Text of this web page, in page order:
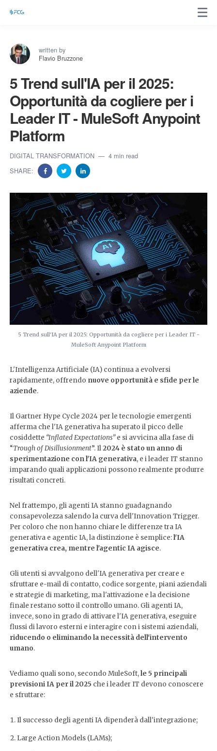
written by
Flavio Bruzzone
5 Trend sull'IA per il 2025:
Opportunità da cogliere per i
Leader IT - MuleSoft Anypoint
Platform
DIGITAL TRANSFORMATION
4 min read
SHARE:
5 Trend sull'IA per il 2025: Opportunità da cogliere per i Leader IT -
MuleSoft Anypoint Platform
L'Intelligenza Artificiale (IA) continua a evolversi
rapidamente, offrendo nuove opportunità e sfide per le
aziende.
Il Gartner Hype Cycle 2024 per le tecnologie emergenti
afferma che l'IA generativa ha superato il picco delle
cosiddette “Inflated Expectations”e si avvicina alla fase di
“Trough of Disillusionment”. Il2024 è stato un anno di
sperimentazione con l'IA generativa, e i leader IT stanno
imparando quali applicazioni possono realmente produrre
risultati concreti.
Nel frattempo, gli agenti IA stanno guadagnando
consapevolezza salendo la curva dell'Innovation Trigger.
Per coloro che non hanno chiare le differenze tra IA
generativa e agentic IA, la distinzione è semplice:l'IA
generativa crea, mentre l'agentic IA agisce.
Gli utenti si avvalgono dell'IA generativa per creare e
sfruttare e-mail di contatto, codice sorgente, piani aziendali
e strategie di marketing, ma l'attivazione e la decisione
finale restano sotto il controllo umano. Gli agenti IA,
invece, sono in grado di attivare l'IA generativa, eseguire
flussi di lavoro esterni e interagire con i sistemi aziendali,
riducendo o eliminando la necessità dell'intervento
umano.
Vediamo quali sono, secondo MuleSoft,le 5 principali
previsioni IA per il 2025 che i leader IT devono conoscere
e sfruttare:
Il successo degli agenti IA dipenderà dall'integrazione;
Large Action Models (LAMs);